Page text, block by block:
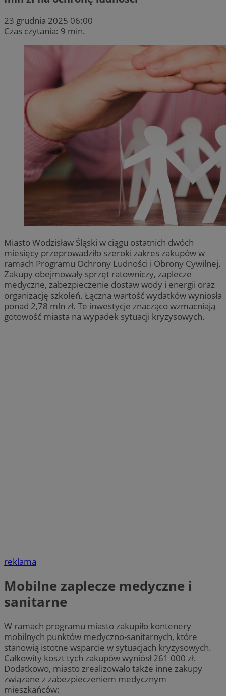
23 grudnia 2025 06:00
Czas czytania: 9 min.
Miasto Wodzisław Śląski w ciągu ostatnich dwóch
miesięcy przeprowadziło szeroki zakres zakupów w
ramach Programu Ochrony Ludności i Obrony Cywilnej.
Zakupy obejmowały sprzęt ratowniczy, zaplecze
medyczne, zabezpieczenie dostaw wody i energii oraz
organizację szkoleń. Łączna wartość wydatków wyniosła
ponad 2,78 mln zł. Te inwestycje znacząco wzmacniają
gotowość miasta na wypadek sytuacji kryzysowych.
reklama
Mobilne zaplecze medyczne i
sanitarne
W ramach programu miasto zakupiło kontenery
mobilnych punktów medyczno-sanitarnych, które
stanowią istotne wsparcie w sytuacjach kryzysowych.
Całkowity koszt tych zakupów wyniósł 261 000 zł.
Dodatkowo, miasto zrealizowało także inne zakupy
związane z zabezpieczeniem medycznym
mieszkańców: